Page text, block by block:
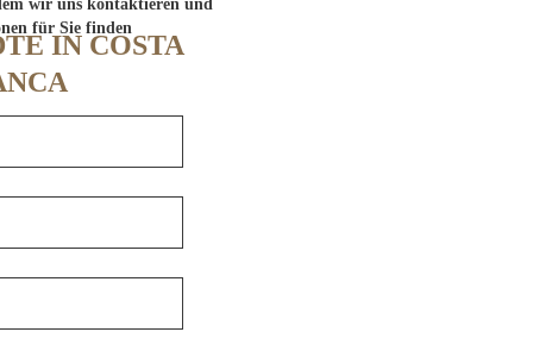
IN COSTA
wir uns kontaktieren und
für Sie finden